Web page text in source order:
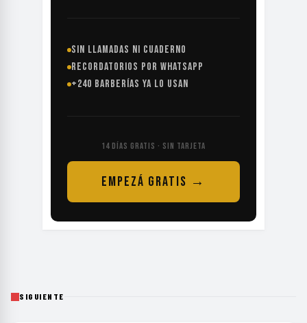
SIN LLAMADAS NI CUADERNO
RECORDATORIOS POR WHATSAPP
+240 BARBERÍAS YA LO USAN
14 DÍAS GRATIS · SIN TARJETA
EMPEZÁ GRATIS →
SIGUIENTE